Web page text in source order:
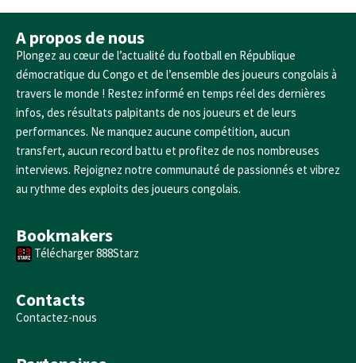
A propos de nous
Plongez au cœur de l’actualité du football en République
démocratique du Congo et de l’ensemble des joueurs congolais à
travers le monde ! Restez informé en temps réel des dernières
infos, des résultats palpitants de nos joueurs et de leurs
performances. Ne manquez aucune compétition, aucun
transfert, aucun record battu et profitez de nos nombreuses
interviews. Rejoignez notre communauté de passionnés et vibrez
au rythme des exploits des joueurs congolais.
Bookmakers
Télécharger 888Starz
Contacts
Contactez-nous